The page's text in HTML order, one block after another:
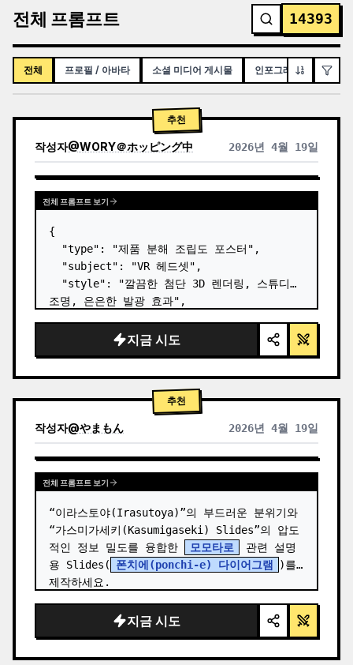
전체 프롬프트 14393
전체 프로필 / 아바타 소셜 미디어 게시물 인포그래픽 / 교육용 시
추천
작성자@WORY＠ホッピング中 2026년 4월 19일
전체 프롬프트 보기
{
  "type": "제품 분해 조립도 포스터",
  "subject": "VR 헤드셋",
  "style": "깔끔한 첨단 3D 렌더링, 스튜디오
조명, 은은한 발광 효과",
",
  "header": {
name\" default=\"…
지금 시도
추천
작성자@やまもん 2026년 4월 19일
다른 모델 결과 보기
전체 프롬프트 보기
“이라스토야(Irasutoya)”의 부드러운 분위기와
“가스미가세키(Kasumigaseki) Slides”의 압도
적인 정보 밀도를 융합한
모모타로
관련 설명
용 Slides(
폰치에(ponchi-e) 다이어그램
)를
제작하세요.
지금 시도